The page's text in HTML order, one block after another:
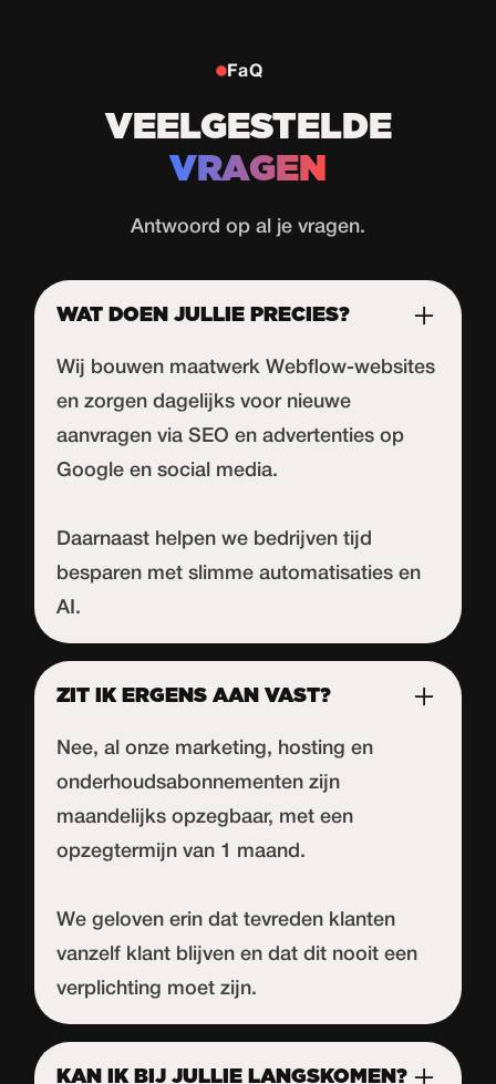
FaQ
VEELGESTELDE
VRAGEN
Antwoord op al je vragen.
WAT DOEN JULLIE PRECIES?
Wij bouwen maatwerk Webflow-websites
en zorgen dagelijks voor nieuwe
aanvragen via SEO en advertenties op
Google en social media.
Daarnaast helpen we bedrijven tijd
besparen met slimme automatisaties en
AI.
ZIT IK ERGENS AAN VAST?
Nee, al onze marketing, hosting en
onderhoudsabonnementen zijn
maandelijks opzegbaar, met een
opzegtermijn van 1 maand.
We geloven erin dat tevreden klanten
vanzelf klant blijven en dat dit nooit een
verplichting moet zijn.
KAN IK BIJ JULLIE LANGSKOMEN?